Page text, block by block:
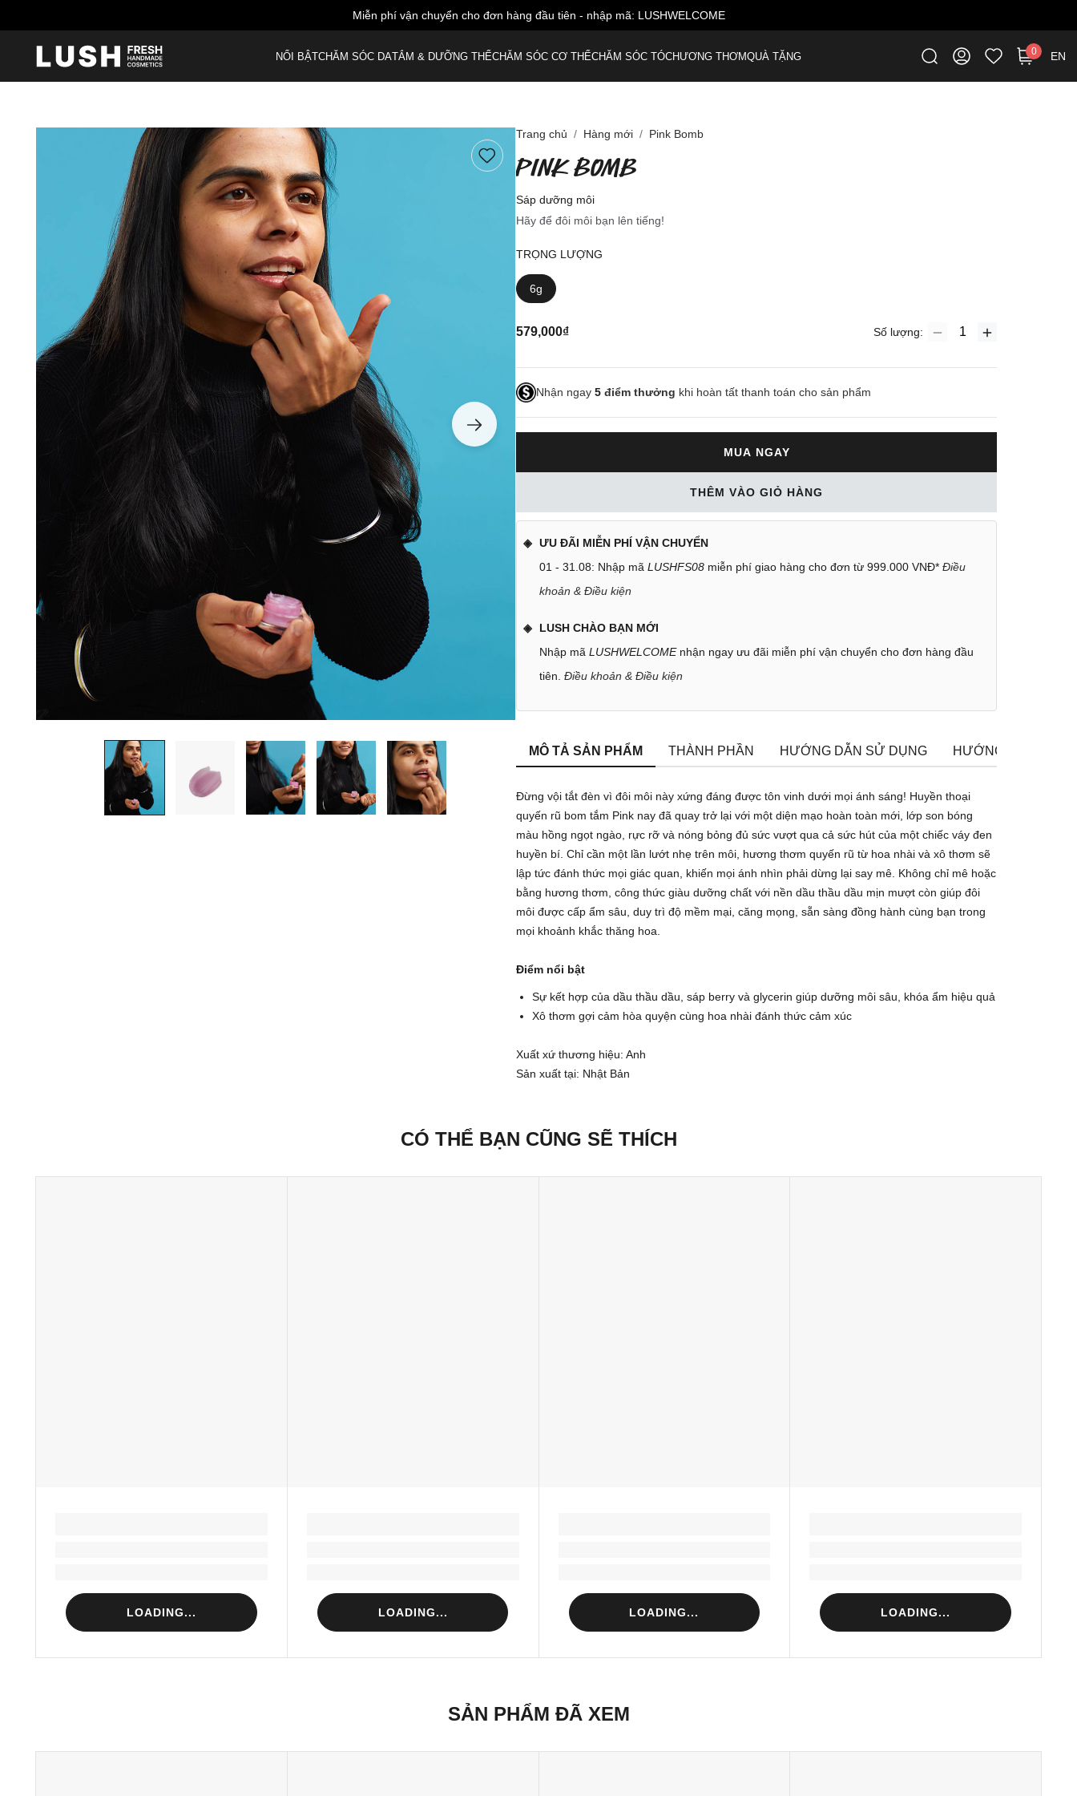
Miễn phí vận chuyển cho đơn hàng đầu tiên - nhập mã: LUSHWELCOME
NỔI BẬTCHĂM SÓC DATẮM & DƯỠNG THỂCHĂM SÓC CƠ THỂCHĂM SÓC TÓCHƯƠNG THƠMQUÀ TẶNG 0 EN
Trang chủ Hàng mới Pink Bomb
PINK BOMB
Sáp dưỡng môi
Hãy để đôi môi bạn lên tiếng!
TRỌNG LƯỢNG
6g
579,000₫ Số lượng:
Nhận ngay 5 điểm thưởng khi hoàn tất thanh toán cho sản phẩm
MUA NGAY
THÊM VÀO GIỎ HÀNG
ƯU ĐÃI MIỄN PHÍ VẬN CHUYỂN
01 - 31.08: Nhập mã LUSHFS08 miễn phí giao hàng cho đơn từ 999.000 VNĐ* Điều
khoản & Điều kiện
LUSH CHÀO BẠN MỚI
Nhập mã LUSHWELCOMEnhận ngay ưu đãi miễn phí vận chuyển cho đơn hàng đầu
tiên. Điều khoản & Điều kiện
MÔ TẢ SẢN PHẨM THÀNH PHẦN HƯỚNG DẪN SỬ DỤNG HƯỚNG DẪN BẢO
Đừng vội tắt đèn vì đôi môi này xứng đáng được tôn vinh dưới mọi ánh sáng! Huyền thoại
quyến rũ bom tắm Pink nay đã quay trở lại với một diện mạo hoàn toàn mới, lớp son bóng
màu hồng ngọt ngào, rực rỡ và nóng bỏng đủ sức vượt qua cả sức hút của một chiếc váy đen
huyền bí. Chỉ cần một lần lướt nhẹ trên môi, hương thơm quyến rũ từ hoa nhài và xô thơm sẽ
lập tức đánh thức mọi giác quan, khiến mọi ánh nhìn phải dừng lại say mê. Không chỉ mê hoặc
bằng hương thơm, công thức giàu dưỡng chất với nền dầu thầu dầu mịn mượt còn giúp đôi
môi được cấp ẩm sâu, duy trì độ mềm mại, căng mọng, sẵn sàng đồng hành cùng bạn trong
mọi khoảnh khắc thăng hoa.
Điểm nổi bật
Sự kết hợp của dầu thầu dầu, sáp berry và glycerin giúp dưỡng môi sâu, khóa ẩm hiệu quả
Xô thơm gợi cảm hòa quyện cùng hoa nhài đánh thức cảm xúc
Xuất xứ thương hiệu: Anh
Sản xuất tại: Nhật Bản
CÓ THỂ BẠN CŨNG SẼ THÍCH
LOADING... LOADING... LOADING... LOADING...
SẢN PHẨM ĐÃ XEM